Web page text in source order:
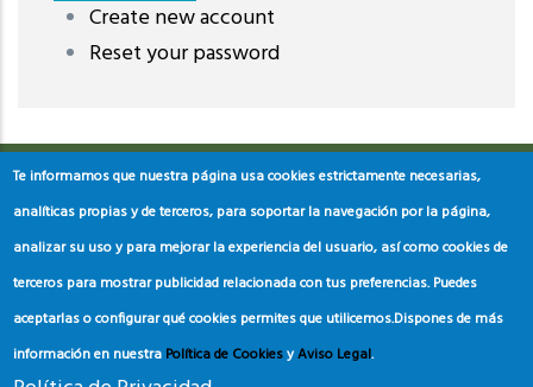
Create new account
Reset your password
레딧 다운로드coloring pages printable
download
Te informamos que nuestra página usa cookies estrictamente necesarias,
analíticas propias y de terceros, para soportar la navegación por la página,
analizar su uso y para mejorar la experiencia del usuario, así como cookies de
terceros para mostrar publicidad relacionada con tus preferencias. Puedes
aceptarlas o configurar qué cookies permites que utilicemos.Dispones de más
información en nuestra Política de CookiesyAviso Legal.